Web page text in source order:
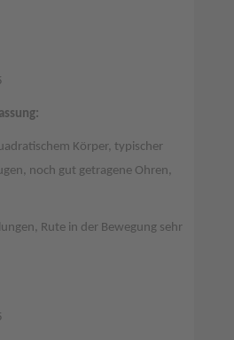
Körper, typischer
noch gut getragene Ohren,
Rute in der Bewegung sehr